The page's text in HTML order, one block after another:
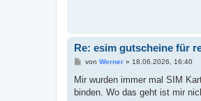
Re: esim gutscheine für
B
i
r
von Werner» 18.06.2026, 16:40
Mir wurden immer mal SIM
binden. Wo das geht ist mir